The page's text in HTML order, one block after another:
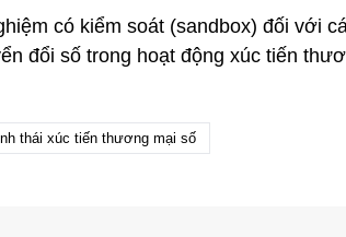
có kiểm soát (sandbox) đối với
đổi số trong hoạt động xúc tiến
thái xúc tiến thương mại số